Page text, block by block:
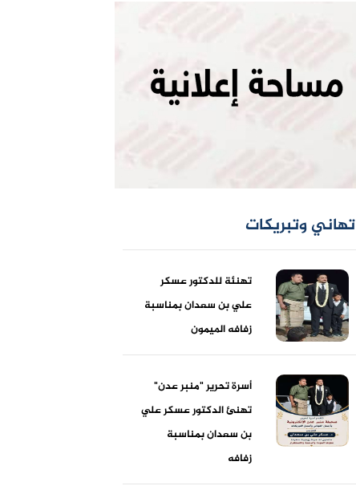
تهاني وتبريكات
تهنئة للدكتور عسكر
علي بن سعدان بمناسبة
زفافه الميمون
أسرة تحرير "منبر عدن"
تهنئ الدكتور عسكر علي
بن سعدان بمناسبة
زفافه